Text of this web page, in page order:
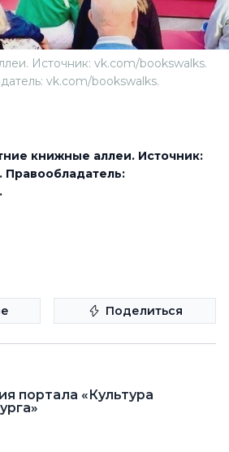
Источник: vk.com/bookswalks.
vk.com/bookswalks.
книжные аллеи. Источник:
Правообладатель:
Поделиться
портала «Культура